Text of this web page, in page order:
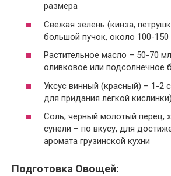
размера
Свежая зелень (кинза,
большой пучок, около 100-150
Растительное масло – 50-70
оливковое или подсолнечное
Уксус винный (красный) – 1-2
для придания лёгкой кислинки)
Соль, черный молотый перец,
сунели – по вкусу, для
аромата грузинской кухни
Подготовка Овощей: